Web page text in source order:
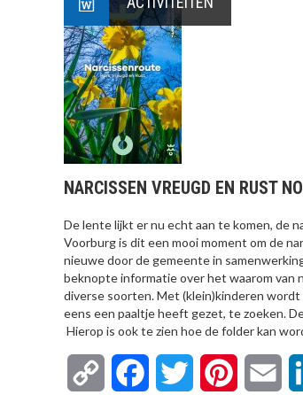
NARCISSEN VREUGD EN RUST
De lente lijkt er nu echt aan te komen, de
Voorburg is dit een mooi moment om de
nieuwe door de gemeente in
beknopte informatie over het waarom van
diverse soorten. Met (klein)kinderen
eens een paaltje heeft gezet, te zoeken.
Hierop is ook te zien hoe de folder kan
Copy FacebookTwitter Pinterest